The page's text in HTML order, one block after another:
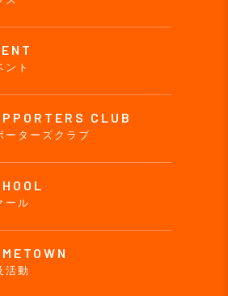
ント
CLUB
ーターズクラブ
ール
活動